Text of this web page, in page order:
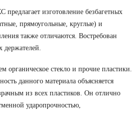
изготовление безбагетных
прямоугольные, круглые) и
также отличаются. Востребован
держателей.
органическое стекло и прочие пластики.
данного материала объясняется
из всех пластиков. Он отлично
ударопрочностью,